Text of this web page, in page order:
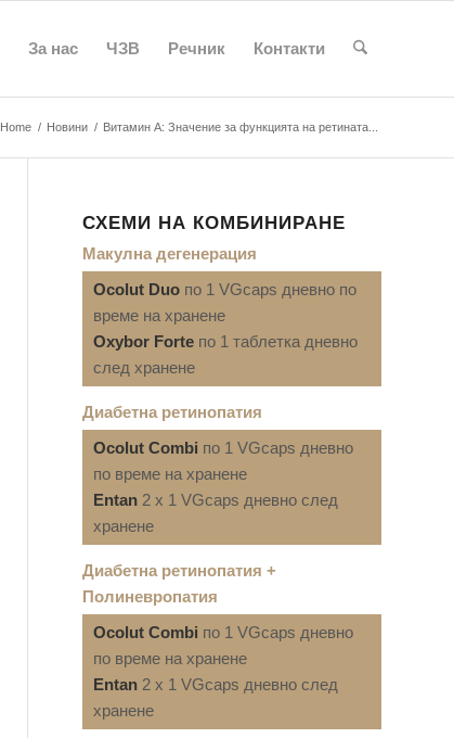
За нас ЧЗВ Речник Контакти
Home / Новини / Витамин А: Значение за функцията на ретината...
СХЕМИ НА КОМБИНИРАНЕ
Макулна дегенерация
Ocolut Duo по 1 VGcaps дневно по
време на хранене
Oxybor Forte по 1 таблетка дневно
след хранене
Диабетна ретинопатия
Ocolut Combi по 1 VGcaps дневно
по време на хранене
Entan 2 x 1 VGcaps дневно след
хранене
Диабетна ретинопатия +
Полиневропатия
Ocolut Combi по 1 VGcaps дневно
по време на хранене
Entan 2 x 1 VGcaps дневно след
хранене